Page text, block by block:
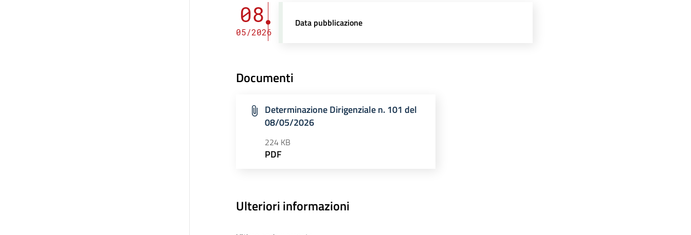
08
05/2026
Data pubblicazione
Documenti
Determinazione Dirigenziale n. 101 del
08/05/2026
224 KB
PDF
Ulteriori informazioni